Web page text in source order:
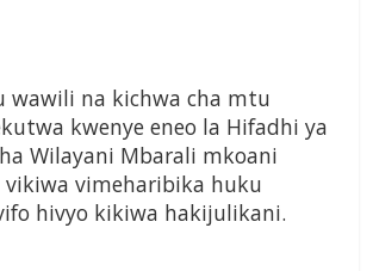
wawili na kichwa cha mtu
kwenye eneo la Hifadhi ya
Wilayani Mbarali mkoani
vikiwa vimeharibika huku
hivyo kikiwa hakijulikani.